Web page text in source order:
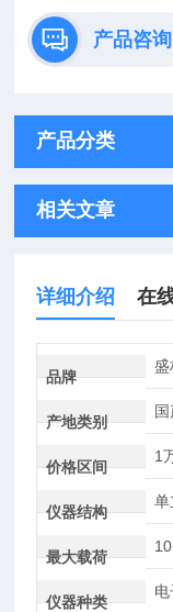
产品咨询
产品分类
相关文章
详细介绍 在
品牌
盛
产地类别
价格区间
1
仪器结构
单
最大载荷
仪器种类
电